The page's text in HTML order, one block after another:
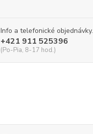
Info a telefonické objednávky.
+421 911 525396
(Po-Pia, 8-17 hod.)